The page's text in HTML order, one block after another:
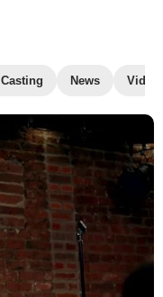
Casting News